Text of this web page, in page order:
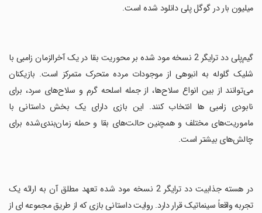
میلیون بار در گوگل پلی دانلود شده است.
‏گیم‌پلی دد ترایگر 2 نسخه مود شده بر محوریت بقا در یک آخرالزمان زامبی با
شلیک گلوله به انبوهی از موجودات مرده متحرک متمرکز است. بازیکنان
می‌توانند از بین انواع سلاح‌ها، از جمله اسلحه گرم و سلاح‌های سرد، برای
نابودی زامبی ها انتخاب کنند. این بازی دارای یک بخش داستانی با
ماموریت‌های مختلف و همچنین حالت‌های بقا و حمله زمان‌بندی‌شده برای
چالش‌های بیشتر است.
‏در هسته جذابیت دد ترایگر 2 نسخه مود شده تعهد مطلق آن به ارائه یک
تجربه واقعاً سینماتیک قرار دارد. روایت داستانی بازی که از طریق مجموعه ای از